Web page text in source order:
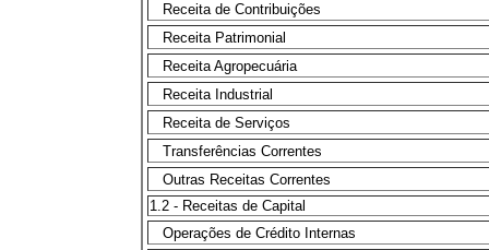
Receita de Contribuições
Receita Patrimonial
Receita Agropecuária
Receita Industrial
Receita de Serviços
Transferências Correntes
Outras Receitas Correntes
1.2 - Receitas de Capital
Operações de Crédito Internas